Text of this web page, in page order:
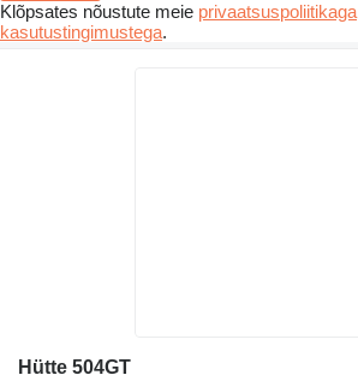
Klõpsates nõustute meie privaatsuspoliitikaga
kasutustingimustega.
Hütte 504GT